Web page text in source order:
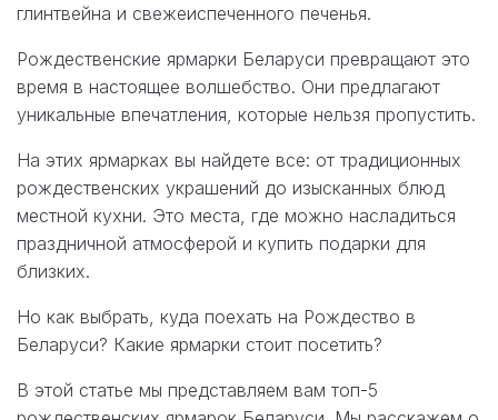
глинтвейна и свежеиспеченного печенья.
Рождественские ярмарки Беларуси превращают это
время в настоящее волшебство. Они предлагают
уникальные впечатления, которые нельзя пропустить.
На этих ярмарках вы найдете все: от традиционных
рождественских украшений до изысканных блюд
местной кухни. Это места, где можно насладиться
праздничной атмосферой и купить подарки для
близких.
Но как выбрать, куда поехать на Рождество в
Беларуси? Какие ярмарки стоит посетить?
В этой статье мы представляем вам топ-5